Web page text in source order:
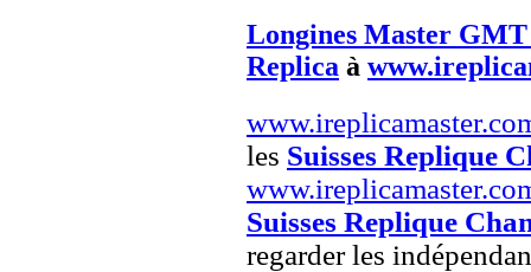
Longines Master GMT
Replica à
les Suisses Replique
Suisses Replique
regarder les